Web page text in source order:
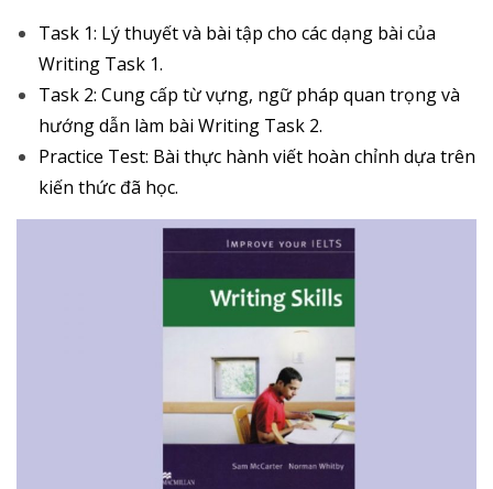
Task 1: Lý thuyết và bài tập cho các dạng bài của
Writing Task 1.
Task 2: Cung cấp từ vựng, ngữ pháp quan trọng và
hướng dẫn làm bài Writing Task 2.
Practice Test: Bài thực hành viết hoàn chỉnh dựa trên
kiến thức đã học.